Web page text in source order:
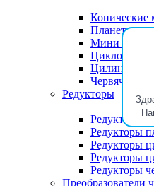
Конические
Мини мотор-
Червячные
Редукторы
Редукторы
Редукторы
Редукторы
Редукторы
Редукторы
Преобразователи